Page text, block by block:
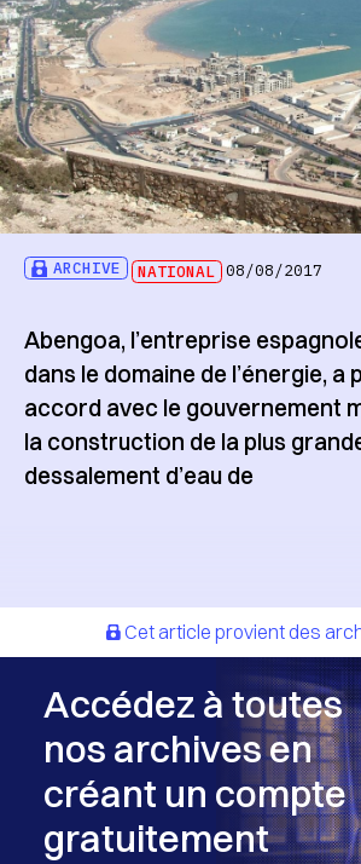
ARCHIVE NATIONAL 08/08/2017
Abengoa, l’entreprise
dans le domaine de l’énergie, a
accord avec le gouvernement
la construction de la plus
dessalement d’eau de
Cet article provient des
Accédez à toutes
nos archives en
créant un compte
gratuitement